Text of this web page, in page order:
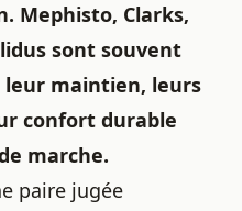
Mephisto, Clarks,
sont souvent
maintien, leurs
confort durable
marche.
paire jugée